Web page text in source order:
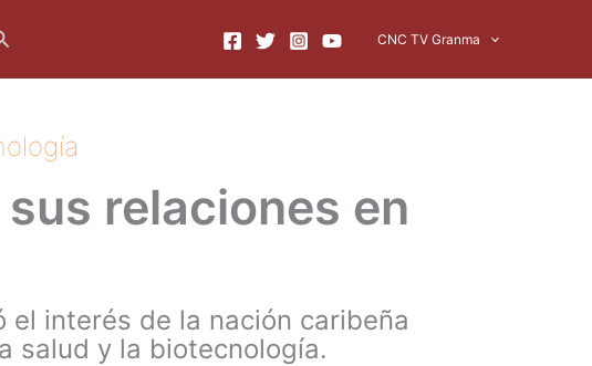
CNC TV Granma
relaciones en
el interés de la nación caribeña
salud y la biotecnología.